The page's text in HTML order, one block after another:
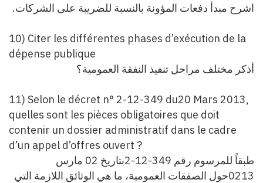
اشرح مبدأ دفعات المؤونة بالنسبة للضريبة على الشركات.
10) Citer les différentes phases d’exécution de la
dépense publique
أذكر مختلف مراحل تنفيذ النفقة العمومية؟
11) Selon le décret n° 2-12-349 du20 Mars 2013,
quelles sont les pièces obligatoires que doit
contenir un dossier administratif dans le cadre
d’un appel d’offres ouvert ?
طبقاً للمرسوم رقم 349-12-2بتاريخ 02 مارس
0213حول الصفقات العمومية، ما هي الوثائق اللازمة التي